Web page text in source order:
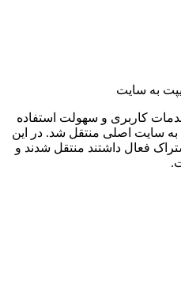
به سایت
کاربری و سهولت استفاده
به سایت اصلی منتقل شد. در این
فعال داشتند منتقل شدند و